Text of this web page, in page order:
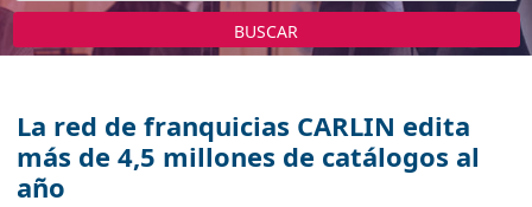
BUSCAR
La red de franquicias CARLIN edita
más de 4,5 millones de catálogos al
año